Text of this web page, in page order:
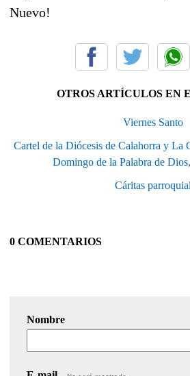
Nuevo!
OTROS ARTÍCULOS EN
Viernes Santo
Cartel de la Diócesis de Calahorra y La
Domingo de la Palabra de
Cáritas parroquial
0 COMENTARIOS
Nombre